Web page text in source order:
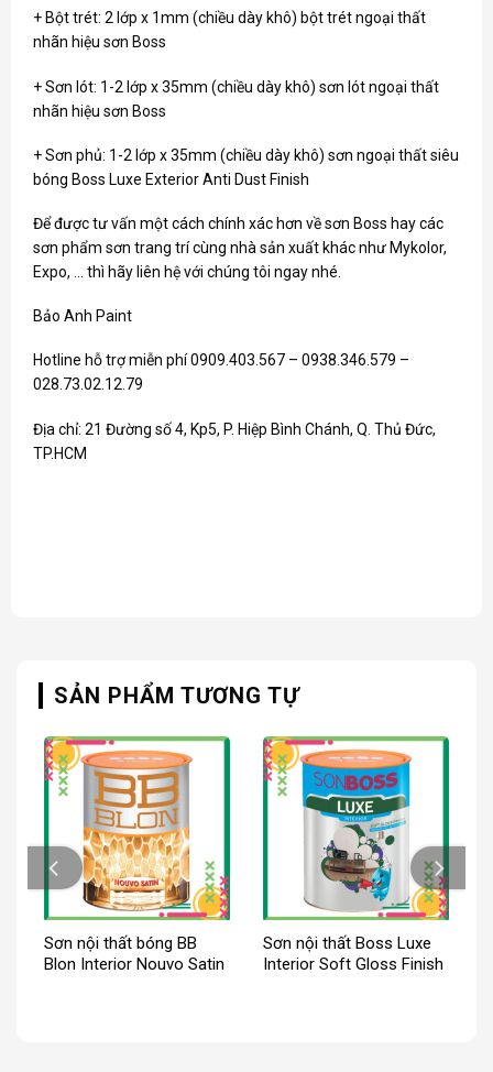
+ Bột trét: 2 lớp x 1mm (chiều dày khô) bột trét ngoại thất
nhãn hiệu sơn Boss
+ Sơn lót: 1-2 lớp x 35mm (chiều dày khô) sơn lót ngoại thất
nhãn hiệu sơn Boss
+ Sơn phủ: 1-2 lớp x 35mm (chiều dày khô) sơn ngoại thất siêu
bóng Boss Luxe Exterior Anti Dust Finish
Để được tư vấn một cách chính xác hơn vềsơn Boss hay các
sơn phẩm sơn trang trí cùng nhà sản xuất khác như Mykolor,
Expo, … thì hãy liên hệ với chúng tôi ngay nhé.
Bảo Anh Paint
Hotline hỗ trợ miễn phí 0909.403.567 – 0938.346.579 –
028.73.02.12.79
Địa chỉ: 21 Đường số 4, Kp5, P. Hiệp Bình Chánh, Q. Thủ Đức,
TP.HCM
SẢN PHẨM TƯƠNG TỰ
Sơn nội thất bóng BB
Blon Interior Nouvo Satin
Sơn nội thất Boss Luxe
Interior Soft Gloss Finish